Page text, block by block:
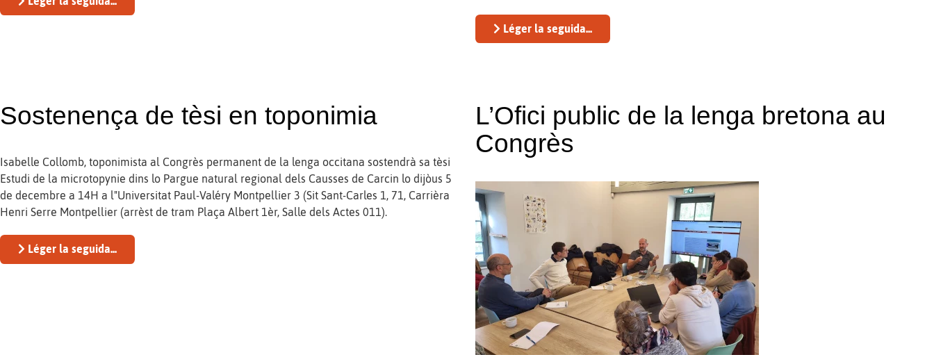
Léger la seguida...
Sostenença de tèsi en toponimia
Isabelle Collomb, toponimista al Congrès permanent de la lenga occitana sostendrà sa tèsi
Estudi de la microtopynie dins lo Pargue natural regional dels Causses de Carcin lo dijòus 5
de decembre a 14H a l"Universitat Paul-Valéry Montpellier 3 (Sit Sant-Carles 1, 71, Carrièra
Henri Serre Montpellier (arrèst de tram Plaça Albert 1èr, Salle dels Actes 011).
Léger la seguida...
L’Ofici public de la lenga bretona au
Congrès